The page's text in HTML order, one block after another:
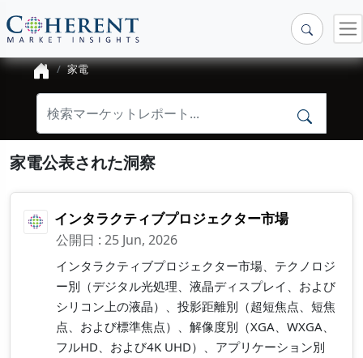
家電
家電公表された洞察
インタラクティブプロジェクター市場
公開日 : 25 Jun, 2026
インタラクティブプロジェクター市場、テクノロジ
ー別（デジタル光処理、液晶ディスプレイ、および
シリコン上の液晶）、投影距離別（超短焦点、短焦
点、および標準焦点）、解像度別（XGA、WXGA、
フルHD、および4K UHD）、アプリケーション別